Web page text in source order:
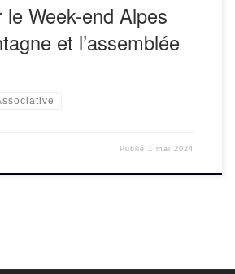
le Week-end Alpes
et l’assemblée
Publié 1 mai 2024